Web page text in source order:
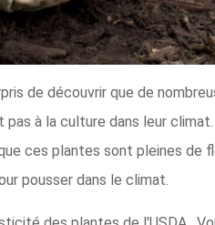
de découvrir que de
pas à la culture dans leur
ces plantes sont pleines de
pousser dans le climat.